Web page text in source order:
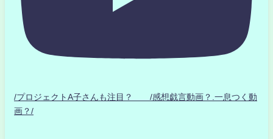
/プロジェクトA子さんも注目？ /感想戯言動画？.一息つく動
画？/